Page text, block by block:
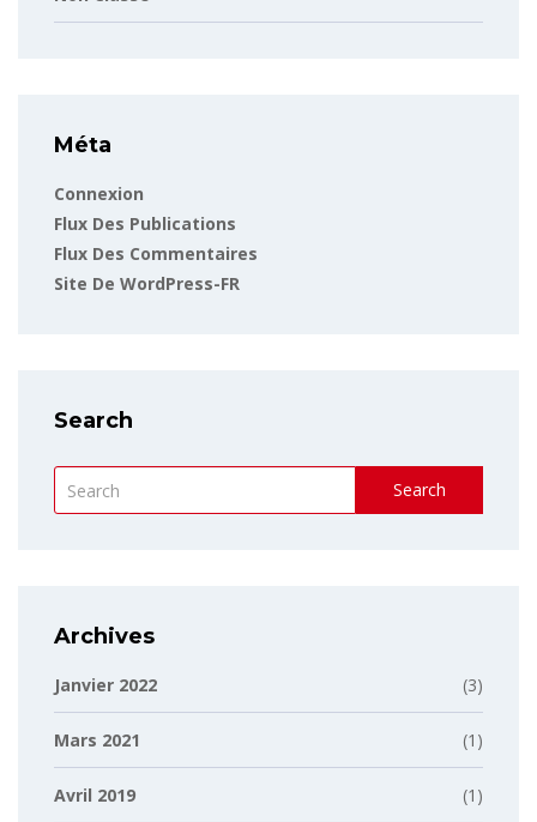
Méta
Connexion
Flux Des Publications
Flux Des Commentaires
Site De WordPress-FR
Search
Search
Archives
Janvier 2022 (3)
Mars 2021 (1)
Avril 2019 (1)